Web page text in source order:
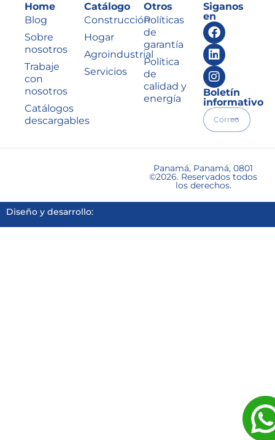
Home
Blog
Sobre
nosotros
Trabaje
con
nosotros
Catálogos
descargables
Catálogo
Construcción
Hogar
Agroindustrial
Servicios
Otros
Políticas
de
garantía
Política
de
calidad y
energía
Siganos
en
Boletín
informativo
Panamá, Panamá, 0801
©2026. Reservados todos
los derechos.
Diseño y desarrollo: